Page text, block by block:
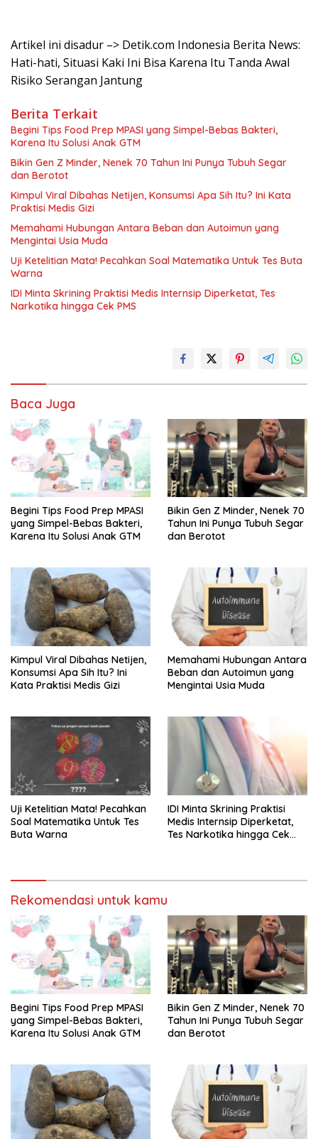
Artikel ini disadur –> Detik.com Indonesia Berita News:
Hati-hati, Situasi Kaki Ini Bisa Karena Itu Tanda Awal
Risiko Serangan Jantung
Berita Terkait
Begini Tips Food Prep MPASI yang Simpel-Bebas Bakteri,
Karena Itu Solusi Anak GTM
Bikin Gen Z Minder, Nenek 70 Tahun Ini Punya Tubuh Segar
dan Berotot
Kimpul Viral Dibahas Netijen, Konsumsi Apa Sih Itu? Ini Kata
Praktisi Medis Gizi
Memahami Hubungan Antara Beban dan Autoimun yang
Mengintai Usia Muda
Uji Ketelitian Mata! Pecahkan Soal Matematika Untuk Tes Buta
Warna
IDI Minta Skrining Praktisi Medis Internsip Diperketat, Tes
Narkotika hingga Cek PMS
Baca Juga
Begini Tips Food Prep MPASI
yang Simpel-Bebas Bakteri,
Karena Itu Solusi Anak GTM
Bikin Gen Z Minder, Nenek 70
Tahun Ini Punya Tubuh Segar
dan Berotot
Kimpul Viral Dibahas Netijen,
Konsumsi Apa Sih Itu? Ini
Kata Praktisi Medis Gizi
Memahami Hubungan Antara
Beban dan Autoimun yang
Mengintai Usia Muda
Uji Ketelitian Mata! Pecahkan
Soal Matematika Untuk Tes
Buta Warna
IDI Minta Skrining Praktisi
Medis Internsip Diperketat,
Tes Narkotika hingga Cek
Rekomendasi untuk kamu
Begini Tips Food Prep MPASI
yang Simpel-Bebas Bakteri,
Karena Itu Solusi Anak GTM
Bikin Gen Z Minder, Nenek 70
Tahun Ini Punya Tubuh Segar
dan Berotot